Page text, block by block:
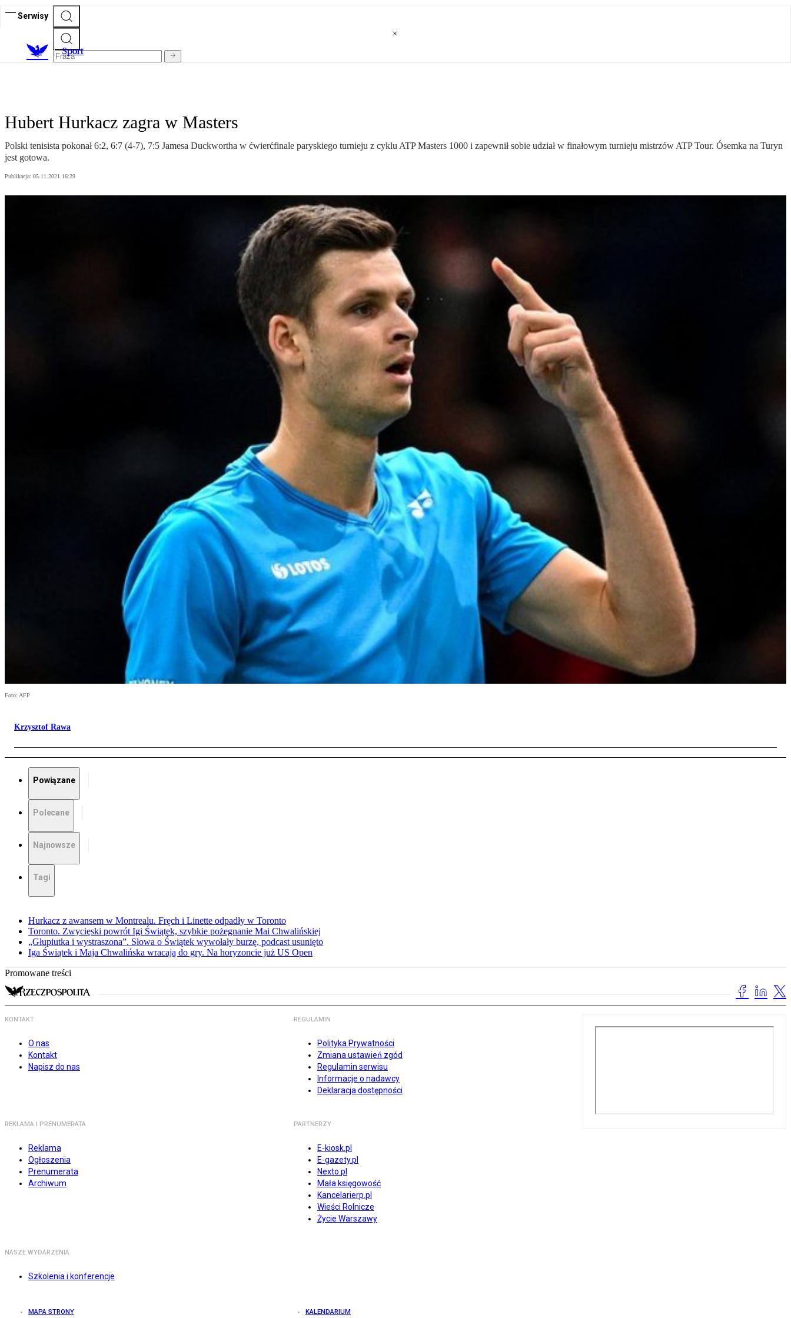
Serwisy
Sport
Hubert Hurkacz zagra w Masters
Polski tenisista pokonał 6:2, 6:7 (4-7), 7:5 Jamesa Duckwortha w ćwierćfinale paryskiego turnieju z cyklu ATP Masters 1000 i zapewnił sobie udział w finałowym turnieju mistrzów ATP Tour. Ósemka na Turyn
jest gotowa.
Publikacja: 05.11.2021 16:29
Foto: AFP
Krzysztof Rawa
Powiązane
Polecane
Najnowsze
Tagi
Hurkacz z awansem w Montrealu. Fręch i Linette odpadły w Toronto
Toronto. Zwycięski powrót Igi Świątek, szybkie pożegnanie Mai Chwalińskiej
„Głupiutka i wystraszona”. Słowa o Świątek wywołały burzę, podcast usunięto
Iga Świątek i Maja Chwalińska wracają do gry. Na horyzoncie już US Open
Promowane treści
KONTAKT
O nas
Kontakt
Napisz do nas
REGULAMIN
Polityka Prywatności
Zmiana ustawień zgód
Regulamin serwisu
Informacje o nadawcy
Deklaracja dostępności
REKLAMA I PRENUMERATA
Reklama
Ogłoszenia
Prenumerata
Archiwum
PARTNERZY
E-kiosk.pl
E-gazety.pl
Nexto.pl
Mała księgowość
Kancelarierp.pl
Wieści Rolnicze
Życie Warszawy
NASZE WYDARZENIA
Szkolenia i konferencje
MAPA STRONY KALENDARIUM